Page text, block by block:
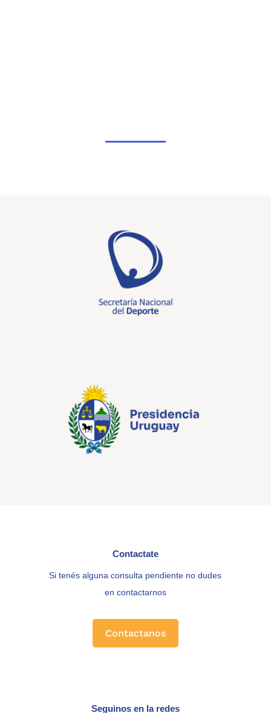
Contactate
Si tenés alguna consulta pendiente no dudes
en contactarnos
Contactanos
Seguinos en la redes